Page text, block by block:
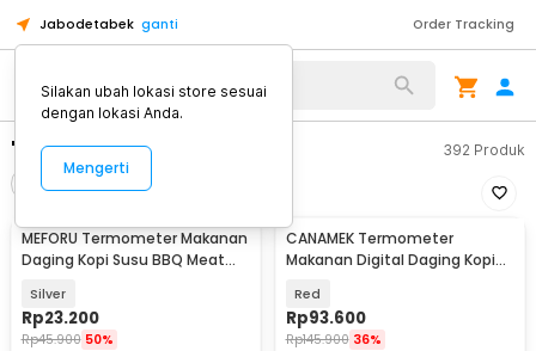
Jabodetabek ganti Order Tracking
"termometer makanan" 392 Produk
Urutkan
MEFORU Termometer Makanan
Daging Kopi Susu BBQ Meat
Silver
Rp23.200
Rp45.900 50%
CANAMEK Termometer
Makanan Digital Daging Kopi
Red
Rp93.600
Rp145.900 36%
Silakan ubah lokasi store sesuai
dengan lokasi Anda.
Mengerti